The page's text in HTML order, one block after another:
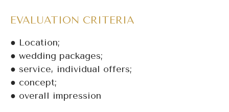
EVALUATION CRITERIA
● Location;
● wedding packages;
● service, individual offers;
● concept;
● overall impression